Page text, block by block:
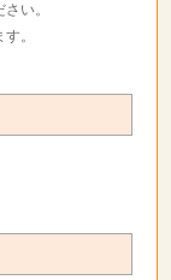
い。
。